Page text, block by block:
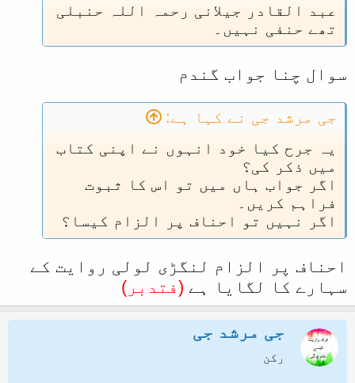
عبد القادر جیلانی رحمہ اللہ حنبلی
تھے حنفی نہیں۔
سوال چنا جواب گندم
جی مرشد جی نے کہا ہے:
یہ جرح کیا خود انہوں نے اپنی کتاب
میں ذکر کی؟
اگر جواب ہاں میں تو اس کا ثبوت
فراہم کریں۔
اگر نہیں تو احناف پر الزام کیسا؟
احناف پر الزام لنگڑی لولی روایت کے
سہارے کا لگایا ہے (فتدبر)
جی مرشد جی
رکن